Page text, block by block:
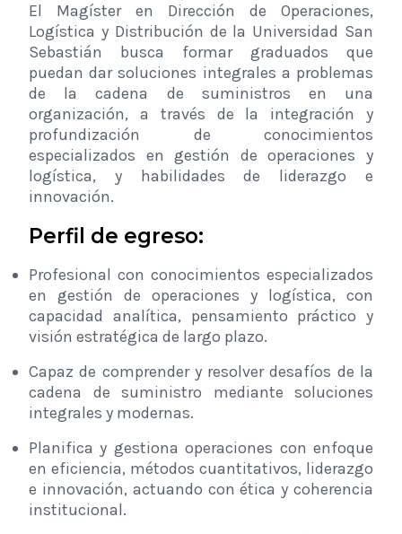
El Magíster en Dirección de Operaciones,
Logística y Distribución de la Universidad San
Sebastián busca formar graduados que
puedan dar soluciones integrales a problemas
de la cadena de suministros en una
organización, a través de la integración y
profundización de conocimientos
especializados en gestión de operaciones y
logística, y habilidades de liderazgo e
innovación.
Perfil de egreso:
Profesional con conocimientos especializados
en gestión de operaciones y logística, con
capacidad analítica, pensamiento práctico y
visión estratégica de largo plazo.
Capaz de comprender y resolver desafíos de la
cadena de suministro mediante soluciones
integrales y modernas.
Planifica y gestiona operaciones con enfoque
en eficiencia, métodos cuantitativos, liderazgo
e innovación, actuando con ética y coherencia
institucional.